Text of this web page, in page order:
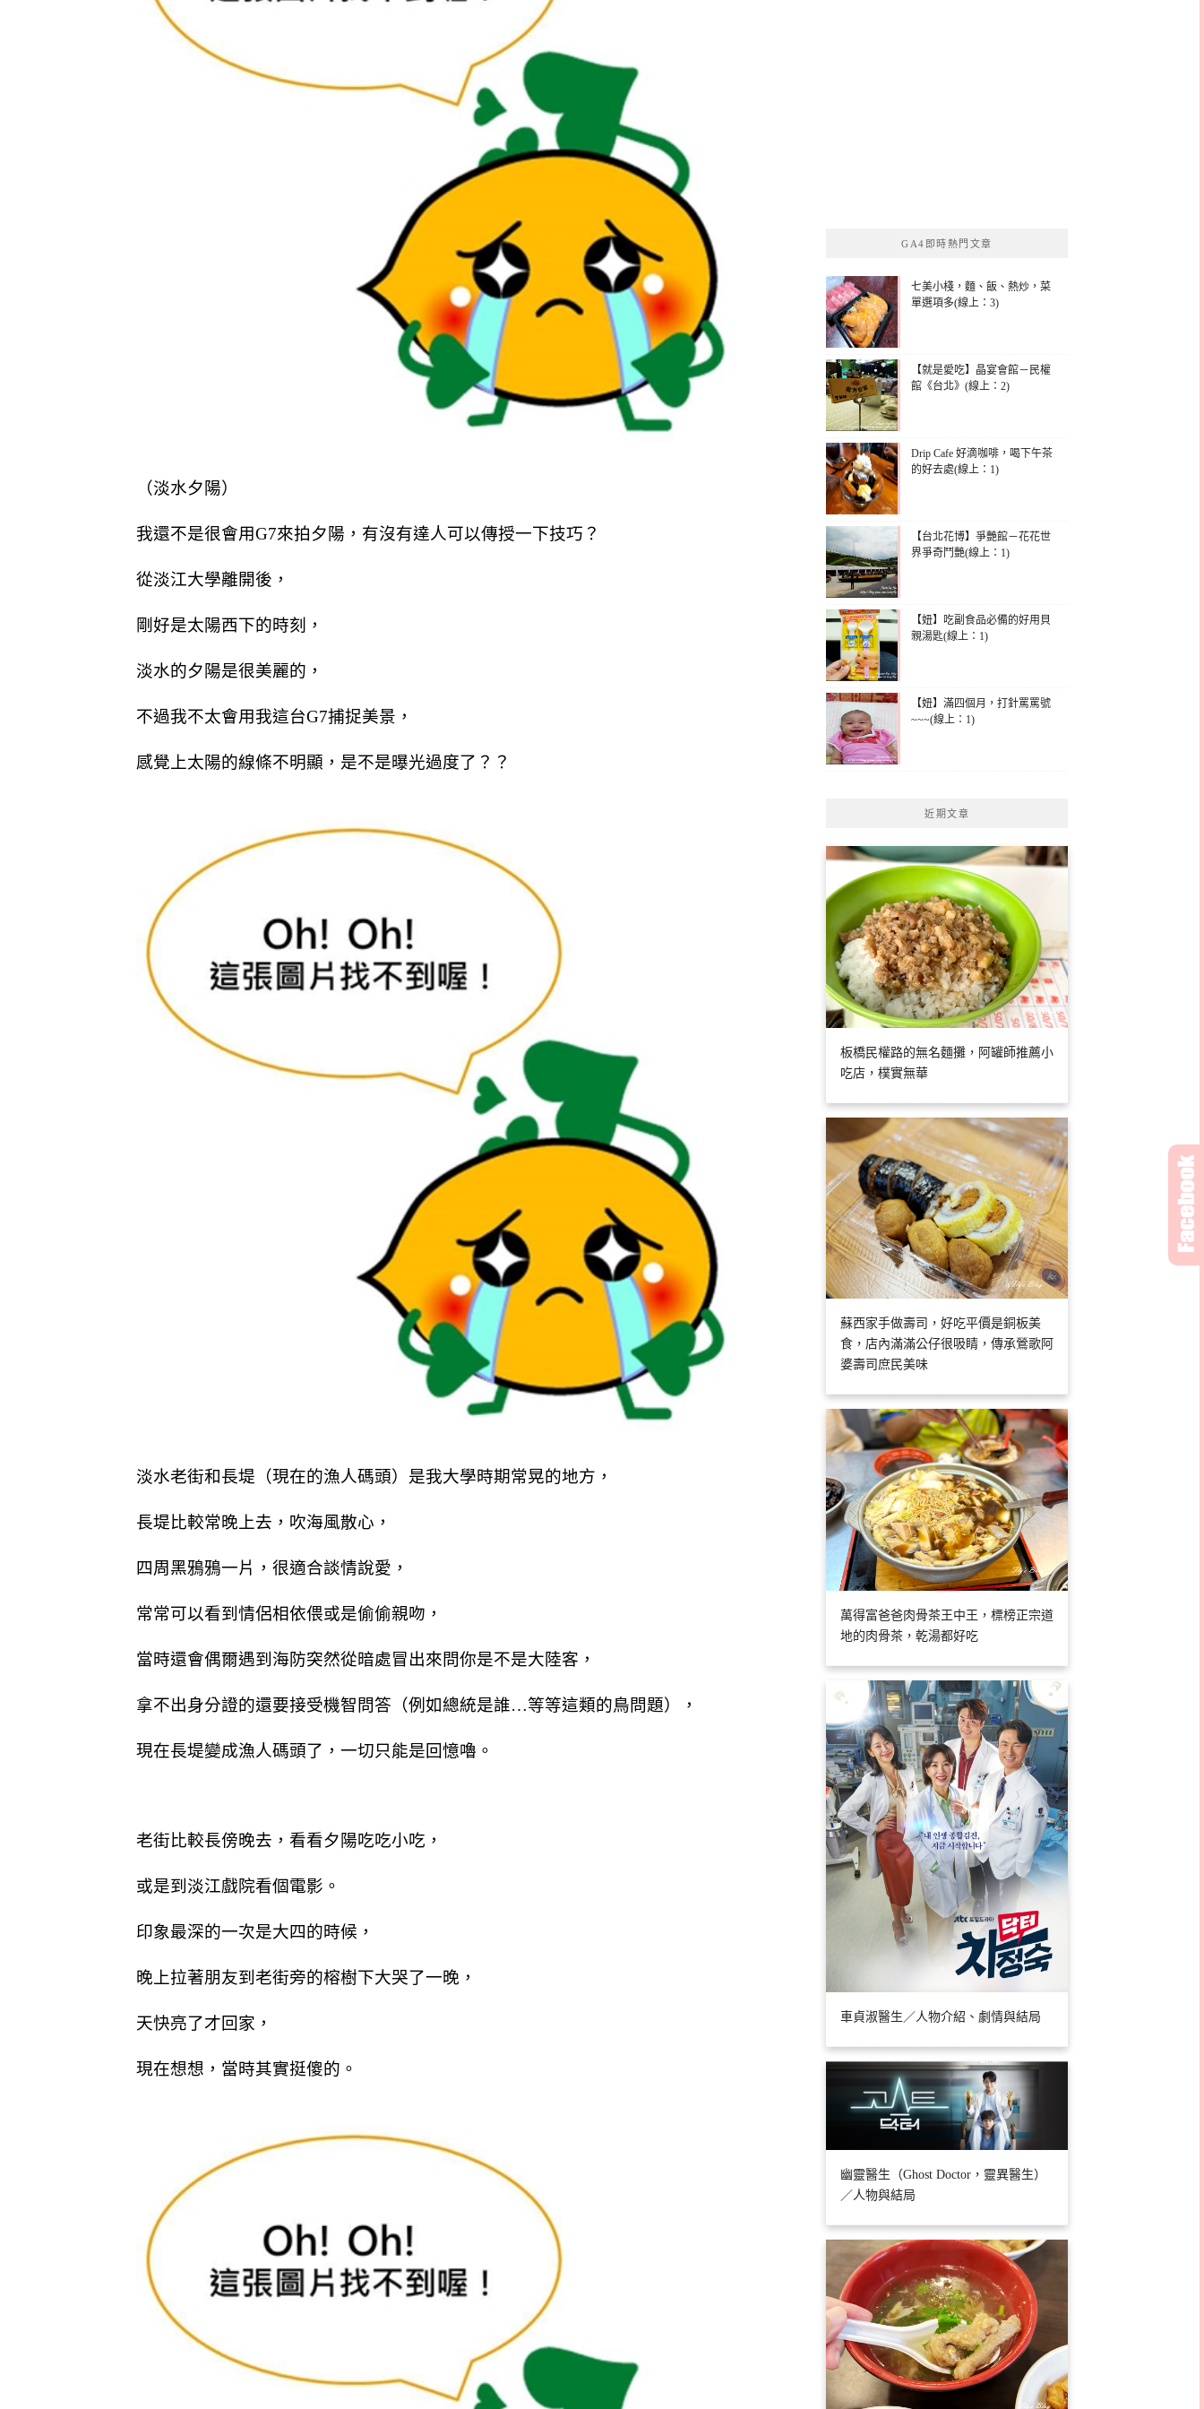
（淡水夕陽）
我還不是很會用G7來拍夕陽，有沒有達人可以傳授一下技巧？
從淡江大學離開後，
剛好是太陽西下的時刻，
淡水的夕陽是很美麗的，
不過我不太會用我這台G7捕捉美景，
感覺上太陽的線條不明顯，是不是曝光過度了？？
淡水老街和長堤（現在的漁人碼頭）是我大學時期常晃的地方，
長堤比較常晚上去，吹海風散心，
四周黑鴉鴉一片，很適合談情說愛，
常常可以看到情侶相依偎或是偷偷親吻，
當時還會偶爾遇到海防突然從暗處冒出來問你是不是大陸客，
拿不出身分證的還要接受機智問答（例如總統是誰…等等這類的鳥問題），
現在長堤變成漁人碼頭了，一切只能是回憶嚕。
老街比較長傍晚去，看看夕陽吃吃小吃，
或是到淡江戲院看個電影。
印象最深的一次是大四的時候，
晚上拉著朋友到老街旁的榕樹下大哭了一晚，
天快亮了才回家，
現在想想，當時其實挺傻的。
GA4即時熱門文章
七美小棧，麵、飯、熱炒，菜
單選項多(線上：3)
【就是愛吃】晶宴會館－民權
館《台北》(線上：2)
Drip Cafe 好滴咖啡，喝下午茶
的好去處(線上：1)
【台北花博】爭艷館－花花世
界爭奇鬥艷(線上：1)
【妞】吃副食品必備的好用貝
親湯匙(線上：1)
【妞】滿四個月，打針罵罵號
~~~(線上：1)
近期文章
板橋民權路的無名麵攤，阿罐師推薦小
吃店，樸實無華
蘇西家手做壽司，好吃平價是銅板美
食，店內滿滿公仔很吸睛，傳承鶯歌阿
婆壽司庶民美味
萬得富爸爸肉骨茶王中王，標榜正宗道
地的肉骨茶，乾湯都好吃
車貞淑醫生／人物介紹、劇情與結局
幽靈醫生（Ghost Doctor，靈異醫生）
／人物與結局